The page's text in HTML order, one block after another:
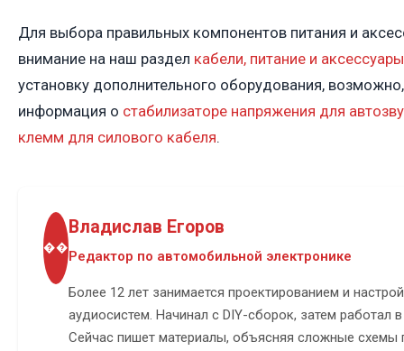
Для выбора правильных компонентов питания и
внимание на наш раздел кабели, питание и аксессуары
установку дополнительного оборудования,
информация о стабилизаторе напряжения для
клемм для силового кабеля.
��
Владислав Егоров
Редактор по автомобильной электронике
Более 12 лет занимается проектированием и
аудиосистем. Начинал с DIY-сборок, затем работал
Сейчас пишет материалы, объясняя сложные